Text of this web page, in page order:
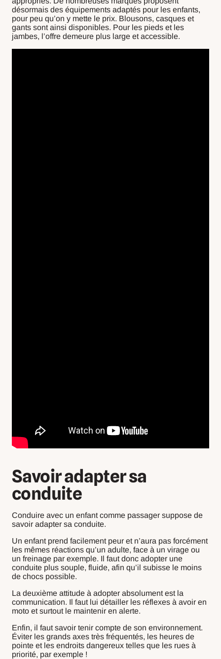
désormais des équipements adaptés pour les enfants,
pour peu qu’on y mette le prix. Blousons, casques et
gants sont ainsi disponibles. Pour les pieds et les
jambes, l’offre demeure plus large et accessible.
Savoir adapter sa
conduite
Conduire avec un enfant comme passager suppose de
savoir adapter sa conduite.
Un enfant prend facilement peur et n’aura pas forcément
les mêmes réactions qu’un adulte, face à un virage ou
un freinage par exemple. Il faut donc adopter une
conduite plus souple, fluide, afin qu’il subisse le moins
de chocs possible.
La deuxième attitude à adopter absolument est la
communication. Il faut lui détailler les réflexes à avoir en
moto et surtout le maintenir en alerte.
Enfin, il faut savoir tenir compte de son environnement.
Éviter les grands axes très fréquentés, les heures de
pointe et les endroits dangereux telles que les rues à
priorité, par exemple !